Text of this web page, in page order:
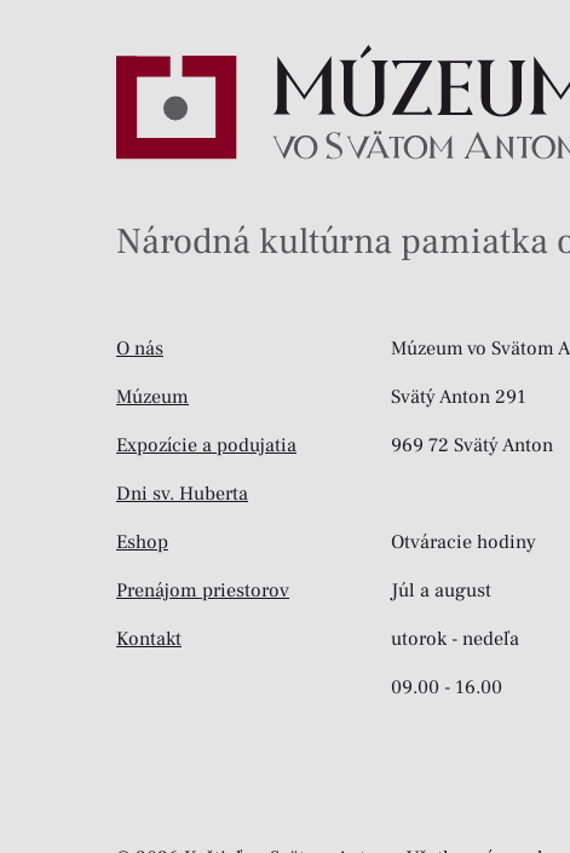
Národná kultúrna pamiatka
O nás
Múzeum
Expozície a podujatia
Dni sv. Huberta
Eshop
Prenájom priestorov
Kontakt
Múzeum vo Svätom
Svätý Anton 291
969 72 Svätý Anton
Otváracie hodiny
Júl a august
utorok - nedeľa
09.00 - 16.00